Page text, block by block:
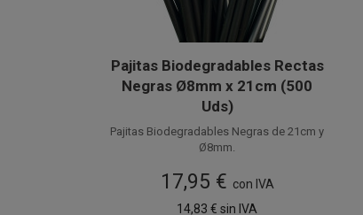
Pajitas Biodegradables Rectas
Negras Ø8mm x 21cm (500
Uds)
Pajitas Biodegradables Negras de 21cm y
Ø8mm.
ecológicas son 100% Compostables y
Disponible a la venta en paquetes de 500
17,95 € con IVA
14,83 € sin IVA